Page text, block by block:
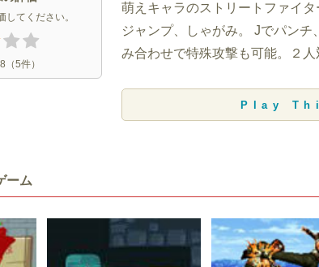
してください。
（5件）
萌えキャラのストリートファイタ
ジャンプ、しゃがみ。 Jでパン
み合わせで特殊攻撃も可能。２人
Play
ーム